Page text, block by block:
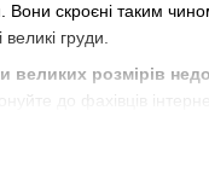
скроєні таким
груди.
великих розмірів
до фахівців